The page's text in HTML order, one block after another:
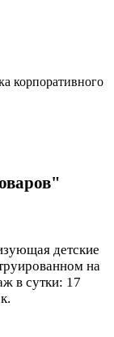
корпоративного
детские
на
в сутки: 17